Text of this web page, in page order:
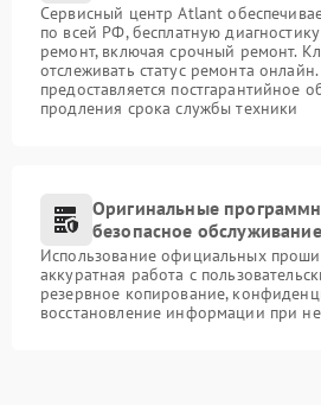
Сервисный центр Atlant
по всей РФ, бесплатную
ремонт, включая срочный ремонт.
отслеживать статус ремонта
предоставляется постгарантийное
продления срока службы техники
Оригинальные
безопасное
Использование официальных
аккуратная работа с
резервное копирование,
восстановление информации при